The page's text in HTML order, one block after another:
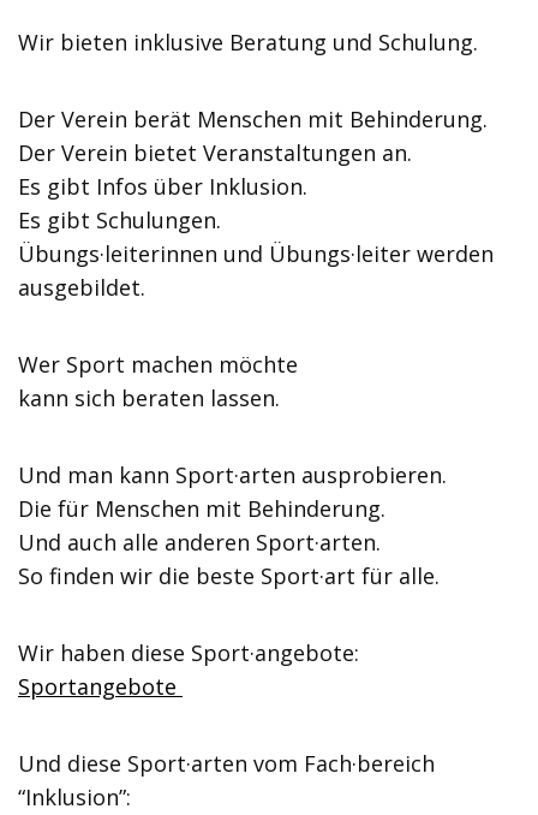
Wir bieten inklusive Beratung und Schulung.
Der Verein berät Menschen mit Behinderung.
Der Verein bietet Veranstaltungen an.
Es gibt Infos über Inklusion.
Es gibt Schulungen.
Übungs·leiterinnen und Übungs·leiter werden
ausgebildet.
Wer Sport machen möchte
kann sich beraten lassen.
Und man kann Sport·arten ausprobieren.
Die für Menschen mit Behinderung.
Und auch alle anderen Sport·arten.
So finden wir die beste Sport·art für alle.
Wir haben diese Sport·angebote:
Sportangebote
Und diese Sport·arten vom Fach·bereich
“Inklusion”: